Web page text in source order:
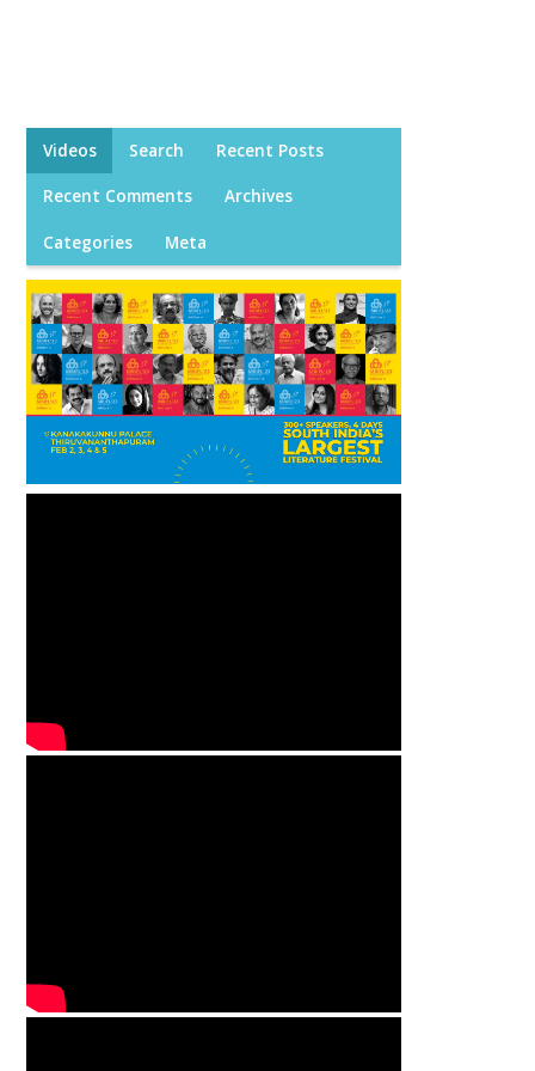
Videos Search Recent Posts
Recent Comments Archives
Categories Meta